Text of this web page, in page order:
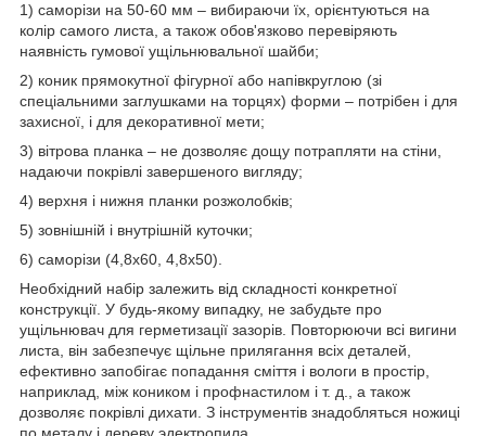
1) саморізи на 50-60 мм – вибираючи їх, орієнтуються на
колір самого листа, а також обов'язково перевіряють
наявність гумової ущільнювальної шайби;
2) коник прямокутної фігурної або напівкруглою (зі
спеціальними заглушками на торцях) форми – потрібен і для
захисної, і для декоративної мети;
3) вітрова планка – не дозволяє дощу потрапляти на стіни,
надаючи покрівлі завершеного вигляду;
4) верхня і нижня планки розжолобків;
5) зовнішній і внутрішній куточки;
6) саморізи (4,8х60, 4,8х50).
Необхідний набір залежить від складності конкретної
конструкції. У будь-якому випадку, не забудьте про
ущільнювач для герметизації зазорів. Повторюючи всі вигини
листа, він забезпечує щільне прилягання всіх деталей,
ефективно запобігає попадання сміття і вологи в простір,
наприклад, між коником і профнастилом і т. д., а також
дозволяє покрівлі дихати. З інструментів знадобляться ножиці